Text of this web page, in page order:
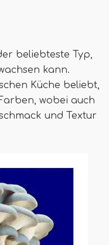
beliebteste Typ,
kann.
Küche beliebt,
wobei auch
und Textur